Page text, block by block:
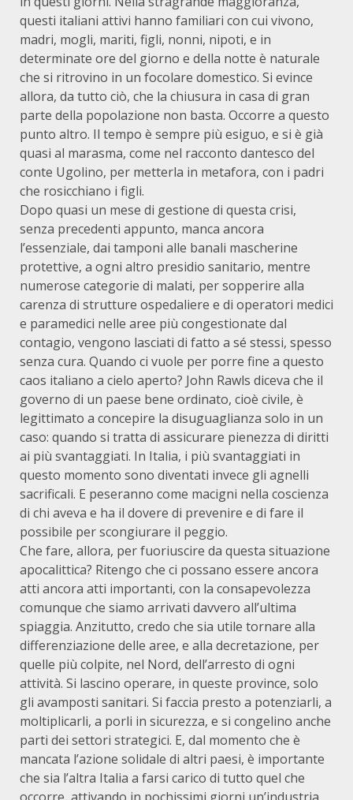
questi italiani attivi hanno familiari con cui vivono,
madri, mogli, mariti, figli, nonni, nipoti, e in
determinate ore del giorno e della notte è naturale
che si ritrovino in un focolare domestico. Si evince
allora, da tutto ciò, che la chiusura in casa di gran
parte della popolazione non basta. Occorre a questo
punto altro. Il tempo è sempre più esiguo, e si è già
quasi al marasma, come nel racconto dantesco del
conte Ugolino, per metterla in metafora, con i padri
che rosicchiano i figli.
Dopo quasi un mese di gestione di questa crisi,
senza precedenti appunto, manca ancora
l’essenziale, dai tamponi alle banali mascherine
protettive, a ogni altro presidio sanitario, mentre
numerose categorie di malati, per sopperire alla
carenza di strutture ospedaliere e di operatori medici
e paramedici nelle aree più congestionate dal
contagio, vengono lasciati di fatto a sé stessi, spesso
senza cura. Quando ci vuole per porre fine a questo
caos italiano a cielo aperto? John Rawls diceva che il
governo di un paese bene ordinato, cioè civile, è
legittimato a concepire la disuguaglianza solo in un
caso: quando si tratta di assicurare pienezza di diritti
ai più svantaggiati. In Italia, i più svantaggiati in
questo momento sono diventati invece gli agnelli
sacrificali. E peseranno come macigni nella coscienza
di chi aveva e ha il dovere di prevenire e di fare il
possibile per scongiurare il peggio.
Che fare, allora, per fuoriuscire da questa situazione
apocalittica? Ritengo che ci possano essere ancora
atti ancora atti importanti, con la consapevolezza
comunque che siamo arrivati davvero all’ultima
spiaggia. Anzitutto, credo che sia utile tornare alla
differenziazione delle aree, e alla decretazione, per
quelle più colpite, nel Nord, dell’arresto di ogni
attività. Si lascino operare, in queste province, solo
gli avamposti sanitari. Si faccia presto a potenziarli, a
moltiplicarli, a porli in sicurezza, e si congelino anche
parti dei settori strategici. E, dal momento che è
mancata l’azione solidale di altri paesi, è importante
che sia l’altra Italia a farsi carico di tutto quel che